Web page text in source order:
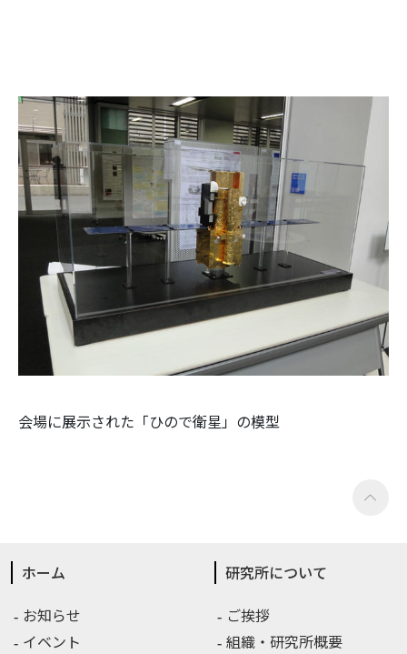
会場に展示された「ひので衛星」の模型
ホーム
お知らせ
イベント
研究所について
ご挨拶
組織・研究所概要